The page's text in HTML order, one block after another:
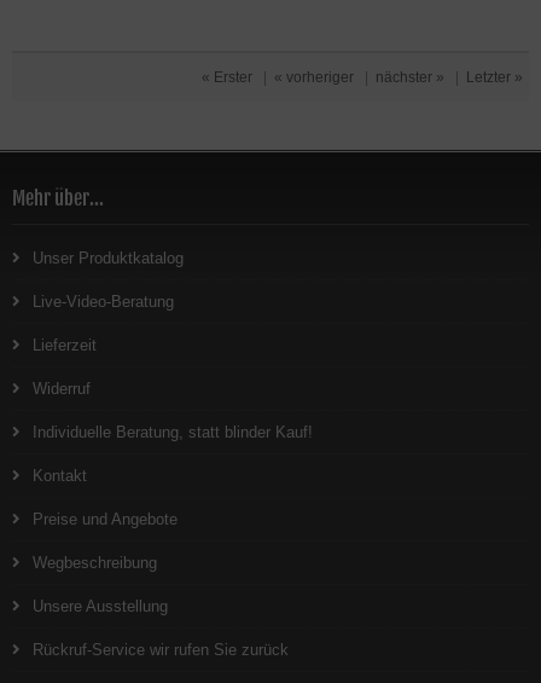
« Erster « vorheriger nächster » Letzter »
Mehr über...
Unser Produktkatalog
Live-Video-Beratung
Lieferzeit
Widerruf
Individuelle Beratung, statt blinder Kauf!
Kontakt
Preise und Angebote
Wegbeschreibung
Unsere Ausstellung
Rückruf-Service wir rufen Sie zurück